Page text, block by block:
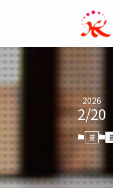
2026
2/20
畳